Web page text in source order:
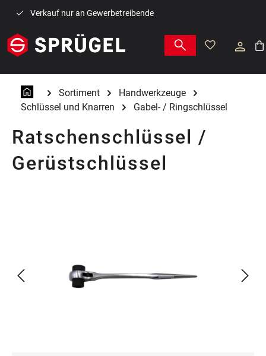
Zum Hauptinhalt springen
Verkauf nur an Gewerbetreibende
Sortiment
Handwerkzeuge
Schlüssel und Knarren
Gabel- / Ringschlüssel
Ratschenschlüssel /
Gerüstschlüssel